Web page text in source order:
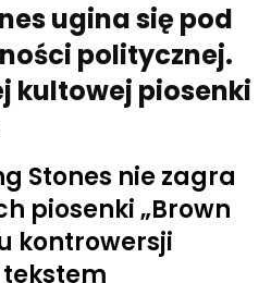
ugina się pod
politycznej.
kultowej piosenki
Stones nie zagra
piosenki „Brown
kontrowersji
tekstem